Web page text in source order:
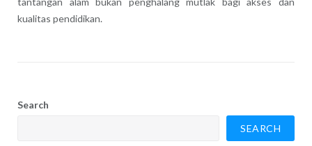
kualitas pendidikan.
Search
SEARCH